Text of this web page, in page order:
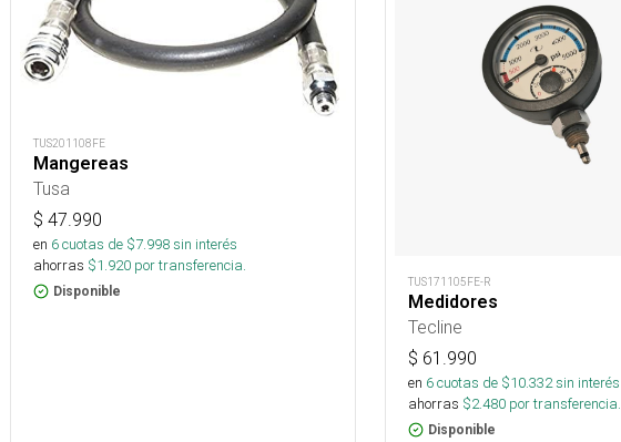
TUS201108FE
Mangereas
Tusa
$ 47.990
en 6cuotas de $7.998sin interés
ahorras $1.920 por transferencia.
Disponible
TUS171105FE-R
Medidores
Tecline
$ 61.990
en 6cuotas de $10.332sin interés
ahorras $2.480 por transferencia.
Disponible